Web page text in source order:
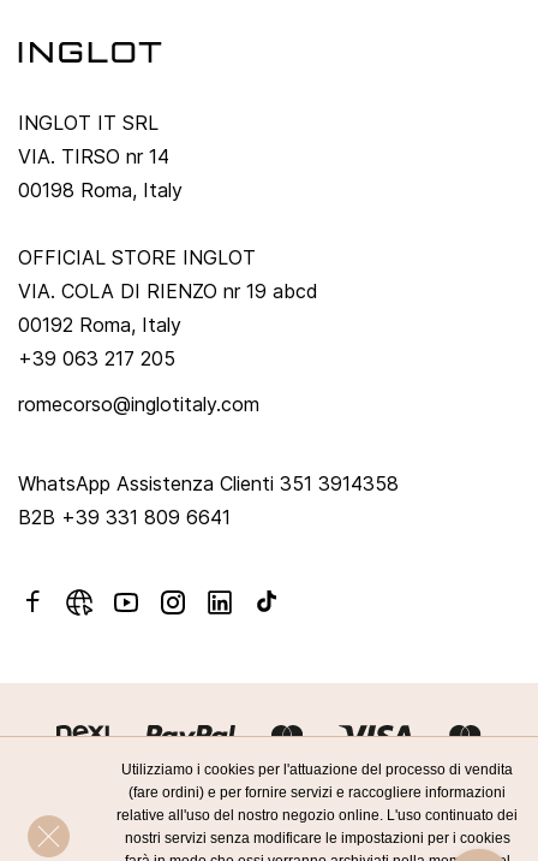
Utilizziamo i cookies per l'attuazione del processo di vendita
(fare ordini) e per fornire servizi e raccogliere informazioni
relative all'uso del nostro negozio online. L'uso continuato dei
nostri servizi senza modificare le impostazioni per i cookies
INGLOT IT SRL
VIA. TIRSO nr 14
00198 Roma, Italy
OFFICIAL STORE INGLOT
VIA. COLA DI RIENZO nr 19 abcd
00192 Roma, Italy
+39 063 217 205
romecorso@inglotitaly.com
WhatsApp Assistenza Clienti 351 3914358
B2B +39 331 809 6641